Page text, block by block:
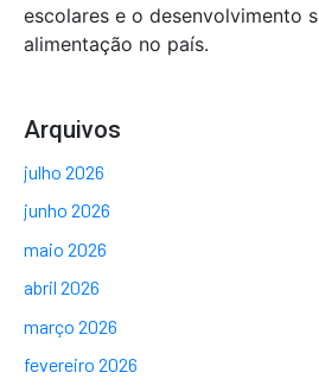
escolares e o desenvolvimento
alimentação no país.
Arquivos
julho 2026
junho 2026
maio 2026
abril 2026
março 2026
fevereiro 2026